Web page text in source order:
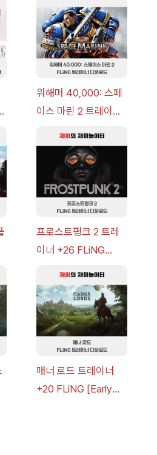
워해머 40,000: 스페
이스 마린 2 트레이너
v14.0+] 다운로드
프로스트펑크 2 트레
이너 +26 FLiNG
드
매너 로드 트레이너
+20 FLiNG [Early